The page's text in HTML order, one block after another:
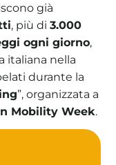
già
, più di3.000
ogni giorno,
italiana nella
durante la
”, organizzata a
Mobility Week.